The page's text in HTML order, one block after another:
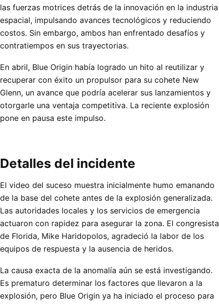
las fuerzas motrices detrás de la innovación en la industria
espacial, impulsando avances tecnológicos y reduciendo
costos. Sin embargo, ambos han enfrentado desafíos y
contratiempos en sus trayectorias.
En abril, Blue Origin había logrado un hito al reutilizar y
recuperar con éxito un propulsor para su cohete New
Glenn, un avance que podría acelerar sus lanzamientos y
otorgarle una ventaja competitiva. La reciente explosión
pone en pausa este impulso.
Detalles del incidente
El video del suceso muestra inicialmente humo emanando
de la base del cohete antes de la explosión generalizada.
Las autoridades locales y los servicios de emergencia
actuaron con rapidez para asegurar la zona. El congresista
de Florida, Mike Haridopolos, agradeció la labor de los
equipos de respuesta y la ausencia de heridos.
La causa exacta de la anomalía aún se está investigando.
Es prematuro determinar los factores que llevaron a la
explosión, pero Blue Origin ya ha iniciado el proceso para